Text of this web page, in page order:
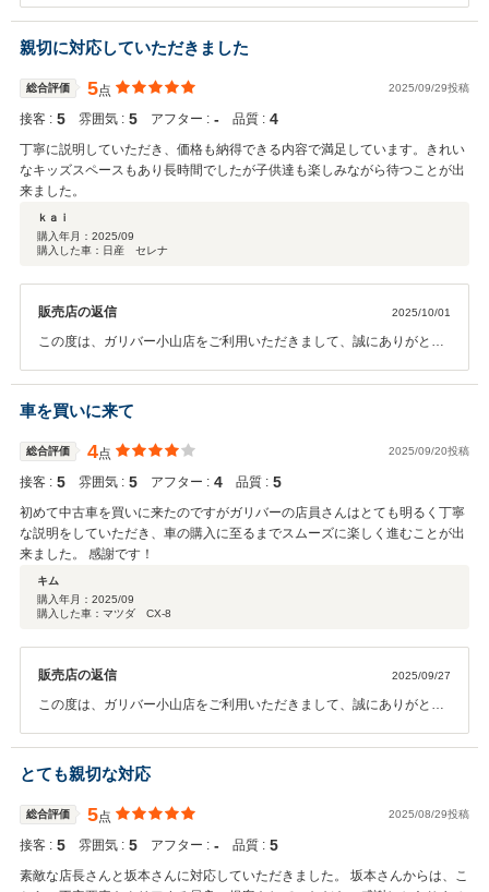
上げます。 ご家族が増えるという、人生でも大きな生活の変化にあた
り、 ぴったりの一台を一緒に選ぶことが出来て、とても嬉しく存じま
す。 これからも、色々なカーライフの変化があると思います。 是非、
その際もガリバー小山店をご利用下さいませ。 今後とも、何卒よろし
くお願い申し上げます。
親切に対応していただきました
総合評価 5点 2025/09/29投稿
接客 : 5 雰囲気 : 5 アフター : ‐ 品質 : 4
丁寧に説明していただき、価格も納得できる内容で満足しています。きれい
なキッズスペースもあり長時間でしたが子供達も楽しみながら待つことが出
来ました。
ｋａｉ
購入年月： 2025/09
購入した車：日産 セレナ
販売店の返信 2025/10/01
この度は、ガリバー小山店をご利用いただきまして、誠にありがとう
い評価もいただき、深く感謝申し上げます。 皆様が、心地よくお過ご
しいただけるよう、これからも努力を続けて参ります。 今後とも、よ
ろしくお願いいたします。
車を買いに来て
総合評価 4点 2025/09/20投稿
接客 : 5 雰囲気 : 5 アフター : 4 品質 : 5
初めて中古車を買いに来たのですがガリバーの店員さんはとても明るく丁寧
な説明をしていただき、車の購入に至るまでスムーズに楽しく進むことが出
来ました。 感謝です！
キム
購入年月： 2025/09
購入した車：マツダ CX-8
販売店の返信 2025/09/27
この度は、ガリバー小山店をご利用いただきまして、誠にありがとう
たこと、大変嬉しく存じます。 ご納車までは勿論のこと、アフターサ
ービスでも、星5がいただけるようなご満足いただける対応をしてま
とても親切な対応
総合評価 5点 2025/08/29投稿
接客 : 5 雰囲気 : 5 アフター : ‐ 品質 : 5
素敵な店長さんと坂本さんに対応していただきました。 坂本さんからは、こ